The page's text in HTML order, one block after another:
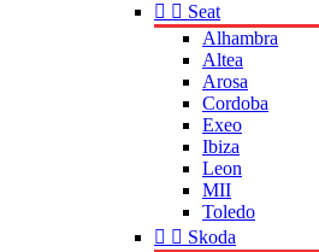
  Seat
Alhambra
Altea
Arosa
Cordoba
Exeo
Ibiza
Leon
MII
Toledo
  Skoda